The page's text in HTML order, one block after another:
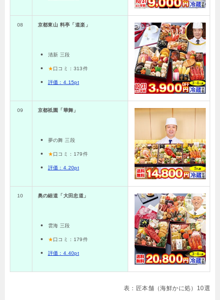
08 京都東山 料亭「道楽」
清新 三段
★口コミ：313件
評価： 4.15pt
09 京都祇園「華舞」
夢の舞 三段
★口コミ： 179件
評価： 4.20pt
10 奥の細道「大田忠道」
雲海 三段
★口コミ： 179件
評価： 4.40pt
表：匠本舗（海鮮かに処）10選